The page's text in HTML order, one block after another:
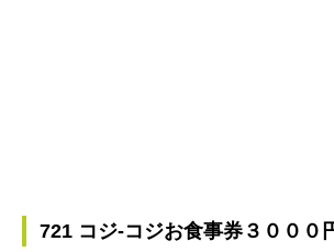
721 コジ-コジお食事券３０００